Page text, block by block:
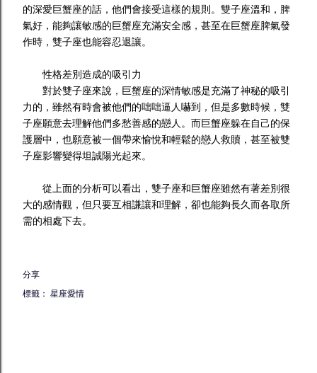
的深愛巨蟹座的話，他們會接受這樣的規則。雙子座溫和，脾
氣好，能夠讓敏感的巨蟹座充滿安全感，甚至在巨蟹座脾氣發
作時，雙子座也能容忍退讓。
性格差別造成的吸引力
對於雙子座來說，巨蟹座的深情敏感是充滿了神秘的吸引
力的，雖然有時會被他們的咄咄逼人嚇到，但是多數時候，雙
子座願意去理解他們多愁善感的戀人。而巨蟹座躲在自己的保
護層中，也願意被一個帶來愉悅和輕鬆的戀人救贖，甚至被雙
子座影響變得坦誠陽光起來。
從上面的分析可以看出，雙子座和巨蟹座雖然有著差別很
大的感情觀，但只要互相謙讓和理解，卻也能夠長久而各取所
需的相處下去。
分享
標籤： 星座愛情